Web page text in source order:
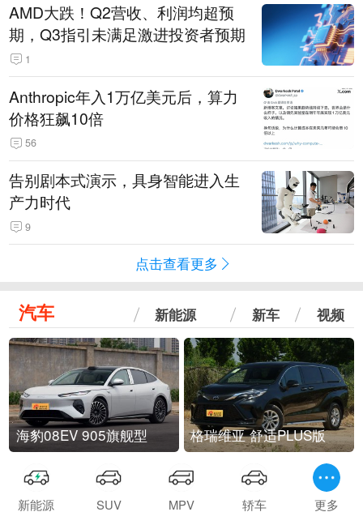
AMD大跌！Q2营收、利润均超预
期，Q3指引未满足激进投资者预期
1
Anthropic年入1万亿美元后，算力
价格狂飙10倍
56
告别剧本式演示，具身智能进入生
产力时代
9
点击查看更多
汽车 新能源 新车 视频
海豹08EV 905旗舰型 格瑞维亚 舒适PLUS版
新能源 SUV MPV 轿车 更多